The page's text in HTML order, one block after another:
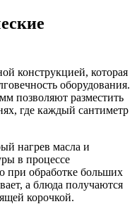
конструкцией, которая
оборудования.
позволяют разместить
где каждый сантиметр
нагрев масла и
в процессе
при обработке больших
а блюда получаются
корочкой.